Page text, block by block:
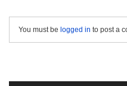
You must be logged in to post a